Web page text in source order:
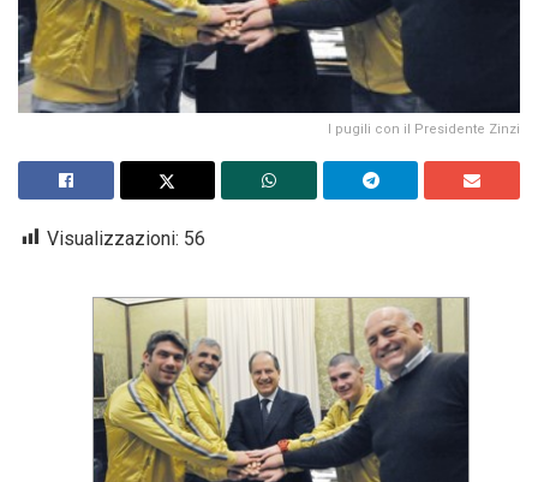
I pugili con il Presidente Zinzi
Visualizzazioni: 56